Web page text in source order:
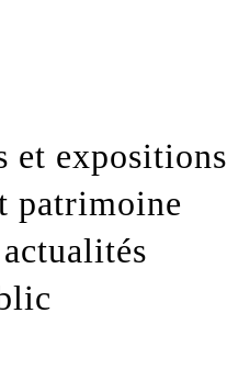
et expositions
patrimoine